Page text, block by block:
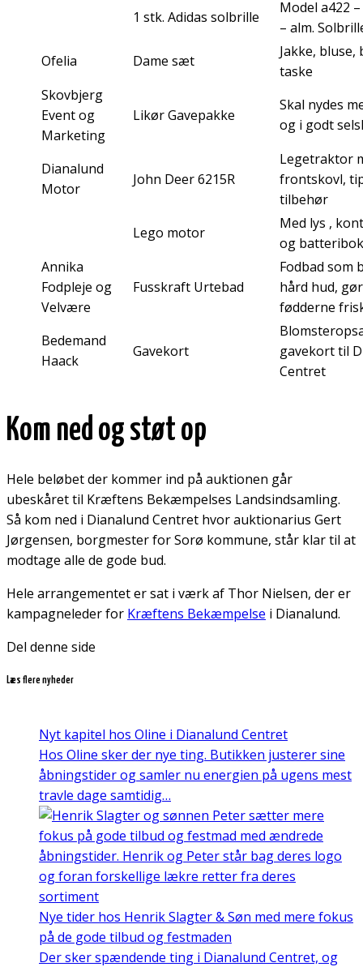
1 stk. Adidas solbrille
Model a422
– alm.
Ofelia
Dame sæt
Jakke, bluse,
taske
Skovbjerg
Event og
Marketing
Likør Gavepakke
Skal nydes
og i godt
Dianalund
Motor
John Deer 6215R
Legetraktor
frontskovl,
tilbehør
Lego motor
Med lys ,
og
Annika
Fodpleje og
Velvære
Fusskraft Urtebad
Fodbad som
hård hud, gør
fødderne
Bedemand
Haack
Gavekort
gavekort til
Centret
Kom ned og støt op
Hele beløbet der kommer ind på auktionen går
ubeskåret til Kræftens Bekæmpelses Landsindsamling.
Så kom ned i Dianalund Centret hvor auktionarius Gert
Jørgensen, borgmester for Sorø kommune, står klar til at
modtage alle de gode bud.
Hele arrangementet er sat i værk af Thor Nielsen, der er
kampagneleder for Kræftens Bekæmpelse i Dianalund.
Del denne side
Læs flere nyheder
Nyt kapitel hos Oline i Dianalund Centret
Hos Oline sker der nye ting. Butikken justerer sine
åbningstider og samler nu energien på ugens mest
travle dage samtidig…
Nye tider hos Henrik Slagter & Søn med mere fokus
på de gode tilbud og festmaden
Der sker spændende ting i Dianalund Centret, og